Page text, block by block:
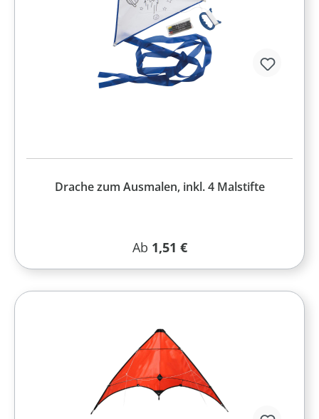
Drache zum Ausmalen, inkl. 4 Malstifte
Regulärer Preis:
Ab 1,51 €